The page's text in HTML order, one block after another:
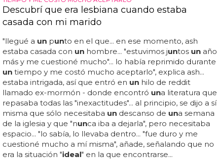
Descubrí que era lesbiana cuando estaba
casada con mi marido
"llegué a un punto en el que... en ese momento, ash
estaba casada con un hombre... "estuvimos juntos un año
más y me cuestioné mucho"... lo había reprimido durante
un tiempo y me costó mucho aceptarlo", explica ash...
estaba intrigada, así que entró en un hilo de reddit
llamado ex-mormón - donde encontró una literatura que
repasaba todas las "inexactitudes"... al principio, se dijo a sí
misma que sólo necesitaba un descanso de una semana
de la iglesia y que "nunca iba a dejarla", pero necesitaba
espacio... "lo sabía, lo llevaba dentro... "fue duro y me
cuestioné mucho a mí misma", añade, señalando que no
era la situación "ideal" en la que encontrarse...